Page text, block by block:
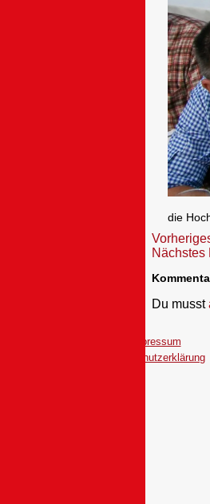
die
Nächstes
Du musst
Impressum
Datenschutzerklärung